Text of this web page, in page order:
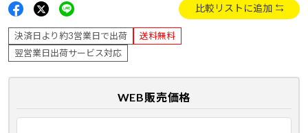
比較リストに追加
決済日より約3営業日で出荷
送料無料
翌営業日出荷サービス対応
WEB販売価格